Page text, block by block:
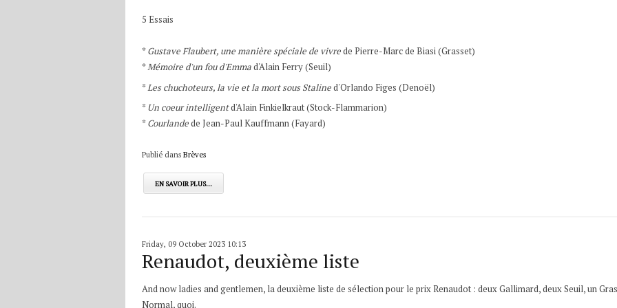
5 Essais
*Gustave Flaubert, une manière spéciale de vivrede Pierre-Marc de Biasi (Grasset)
*Mémoire d'un fou d'Emmad'Alain Ferry (Seuil)
*Les chuchoteurs, la vie et la mort sous Stalined'Orlando Figes (Denoël)
*Un coeur intelligentd'Alain Finkielkraut (Stock-Flammarion)
*Courlandede Jean-Paul Kauffmann (Fayard)
Publié dans Brèves
EN SAVOIR PLUS...
Friday, 09 October 2023 10:13
Renaudot, deuxième liste
And now ladies and gentlemen, la deuxième liste de sélection pour le prix Renaudot : deux Gallimard, deux Seuil, un
Normal, quoi.